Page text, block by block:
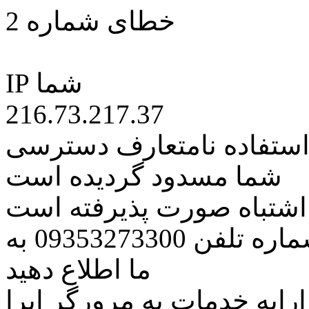
خطای شماره 2
IP شما
216.73.217.37
نامتعارف دسترسی
شما مسدود گردیده است
اشتباه صورت پذیرفته است
مراتب این مسئله را از طریق شماره تلفن 09353273300 به
ما اطلاع دهید
خدمات به مرورگر اپرا